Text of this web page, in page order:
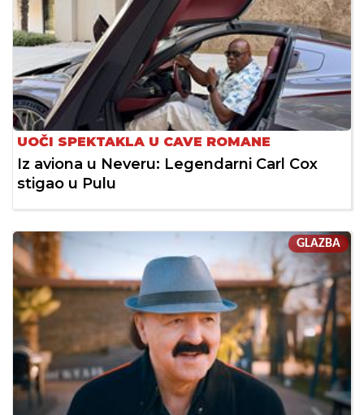
UOČI SPEKTAKLA U CAVE ROMANE
Iz aviona u Neveru: Legendarni Carl Cox
stigao u Pulu
GLAZBA